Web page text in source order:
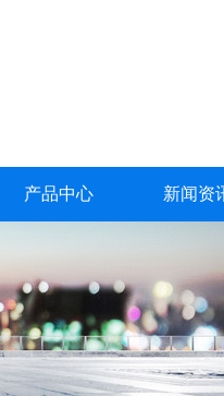
产品中心 新闻资